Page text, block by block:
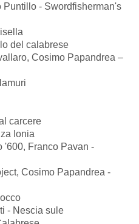
- Swordfisherman's
del calabrese
Cosimo Papandrea –
carcere
Ionia
'600, Franco Pavan -
Cosimo Papandrea -
- Nescia sule